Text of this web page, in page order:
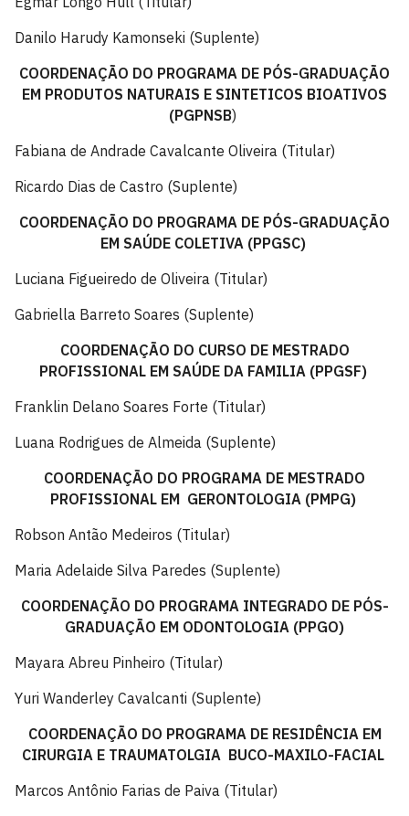
Danilo Harudy Kamonseki (Suplente)
COORDENAÇÃO DO PROGRAMA DE PÓS-GRADUAÇÃO
EM PRODUTOS NATURAIS E SINTETICOS BIOATIVOS
(PGPNSB)
Fabiana de Andrade Cavalcante Oliveira (Titular)
Ricardo Dias de Castro (Suplente)
COORDENAÇÃO DO PROGRAMA DE PÓS-GRADUAÇÃO
EM SAÚDE COLETIVA (PPGSC)
Luciana Figueiredo de Oliveira (Titular)
Gabriella Barreto Soares (Suplente)
COORDENAÇÃO DO CURSO DE MESTRADO
PROFISSIONAL EM SAÚDE DA FAMILIA (PPGSF)
Franklin Delano Soares Forte (Titular)
Luana Rodrigues de Almeida (Suplente)
COORDENAÇÃO DO PROGRAMA DE MESTRADO
PROFISSIONAL EM GERONTOLOGIA (PMPG)
Robson Antão Medeiros (Titular)
Maria Adelaide Silva Paredes (Suplente)
COORDENAÇÃO DO PROGRAMA INTEGRADO DE PÓS-
GRADUAÇÃO EM ODONTOLOGIA (PPGO)
Mayara Abreu Pinheiro (Titular)
Yuri Wanderley Cavalcanti (Suplente)
COORDENAÇÃO DO PROGRAMA DE RESIDÊNCIA EM
CIRURGIA E TRAUMATOLGIA BUCO-MAXILO-FACIAL
Marcos Antônio Farias de Paiva (Titular)